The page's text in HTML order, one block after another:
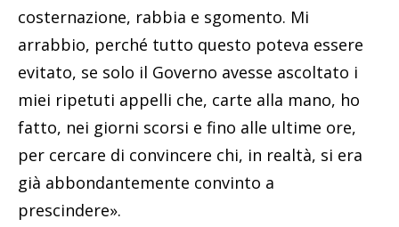
costernazione, rabbia e sgomento. Mi
arrabbio, perché tutto questo poteva essere
evitato, se solo il Governo avesse ascoltato i
miei ripetuti appelli che, carte alla mano, ho
fatto, nei giorni scorsi e fino alle ultime ore,
per cercare di convincere chi, in realtà, si era
già abbondantemente convinto a
prescindere».